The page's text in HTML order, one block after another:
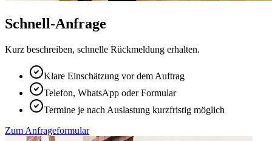
Schnell-Anfrage
Kurz beschreiben, schnelle Rückmeldung erhalten.
Klare Einschätzung vor dem Auftrag
Telefon, WhatsApp oder Formular
Termine je nach Auslastung kurzfristig möglich
Zum Anfrageformular